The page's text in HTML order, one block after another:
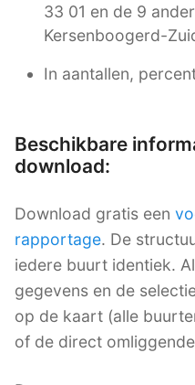
33 01 en de 9
Kersenboogerd-
In aantallen,
Beschikbare
download:
Download gratis een
rapportage. De
iedere buurt identiek.
gegevens en de
op de kaart (alle
of de direct